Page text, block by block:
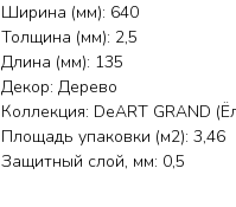
Ширина (мм): 640
Толщина (мм): 2,5
Длина (мм): 135
Декор: Дерево
Коллекция: DeART GRAND
Площадь упаковки (м2): 3,46
Защитный слой, мм: 0,5